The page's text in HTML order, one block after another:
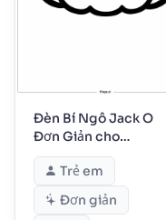
Đèn Bí Ngô Jack O
Đơn Giản cho
Halloween
Trẻ em
Đơn giản